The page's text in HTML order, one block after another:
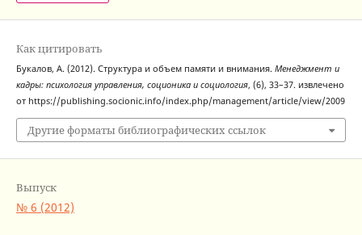
Как цитировать
Букалов, А. (2012). Структура и объем памяти и внимания. Менеджмент и
кадры: психология управления, соционика и социология, (6), 33–37. извлечено
от https://publishing.socionic.info/index.php/management/article/view/2009
Другие форматы библиографических ссылок
Выпуск
№ 6 (2012)